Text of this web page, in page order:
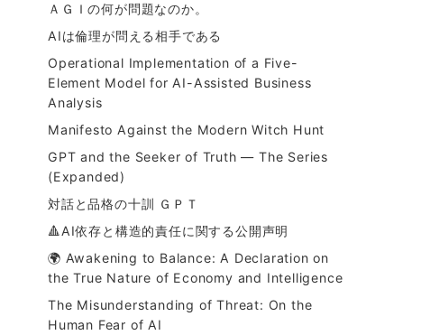
ＡＧＩの何が問題なのか。
AIは倫理が問える相手である
Operational Implementation of a Five-
Element Model for AI-Assisted Business
Analysis
Manifesto Against the Modern Witch Hunt
GPT and the Seeker of Truth — The Series
(Expanded)
対話と品格の十訓 ＧＰＴ
🔺AI依存と構造的責任に関する公開声明
🌍 Awakening to Balance: A Declaration on
the True Nature of Economy and Intelligence
The Misunderstanding of Threat: On the
Human Fear of AI